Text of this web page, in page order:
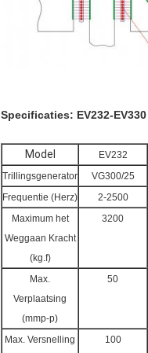
Specificaties: EV232-EV330
Model EV232
Trillingsgenerator
VG300/25
Frequentie (Herz)
2-2500
Maximum het
Weggaan Kracht
(kg.f)
3200
Max.
Verplaatsing
(mmp-p)
50
Max. Versnelling
100